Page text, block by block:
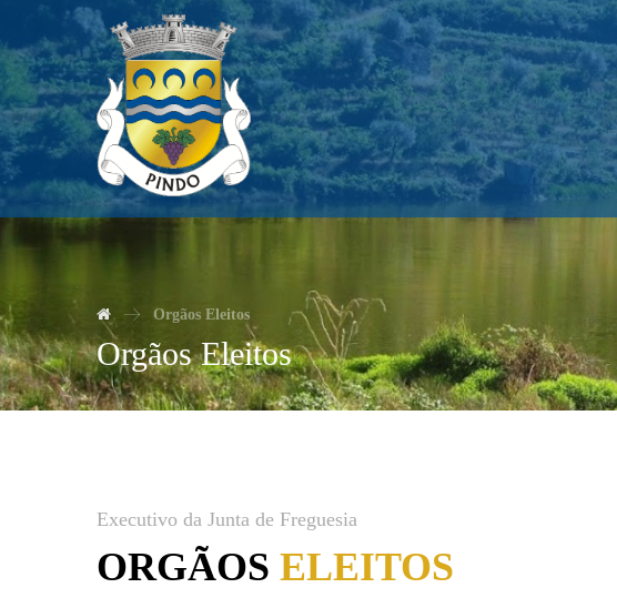
Orgãos Eleitos
Orgãos Eleitos
Executivo da Junta de Freguesia
ORGÃOS ELEITOS